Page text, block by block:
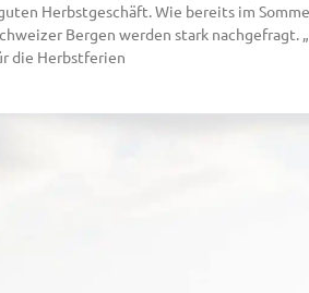
Herbstgeschäft. Wie bereits im
Bergen werden stark nachgefragt.
die Herbstferien